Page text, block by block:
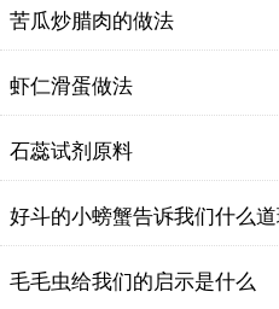
苦瓜炒腊肉的做法
虾仁滑蛋做法
石蕊试剂原料
好斗的小螃蟹告诉我们什么
毛毛虫给我们的启示是什么